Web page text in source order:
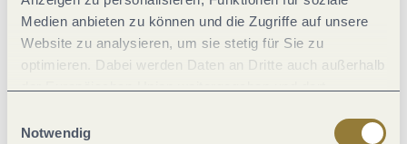
Medien anbieten zu können und die Zugriffe auf unsere
Website zu analysieren, um sie stetig für Sie zu
optimieren. Dabei werden Daten an Dritte auch außerhalb
jederzeit widerrufen werden. Mit der Auswahl "Alle
Notwendig
Prämierungengab es schon einige, der 2013er Paulinshofberg
Jahr 2014 der gefeierte Sieger, während der 2014er